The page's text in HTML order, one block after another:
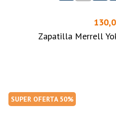
Zapatilla Merrell
SUPER OFERTA 50%